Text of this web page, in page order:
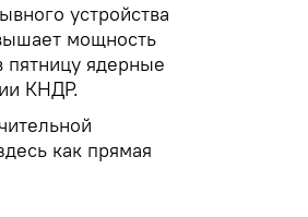
устройства
мощность
ядерные
КНДР.
как прямая